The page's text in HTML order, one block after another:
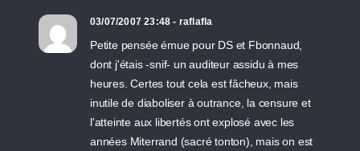
03/07/2007 23:48 - raflafla
Petite pensée émue pour DS et Fbonnaud,
dont j'étais -snif- un auditeur assidu à mes
heures. Certes tout cela est fâcheux, mais
inutile de diaboliser à outrance, la censure et
l'atteinte aux libertés ont explosé avec les
années Miterrand (sacré tonton), mais on est